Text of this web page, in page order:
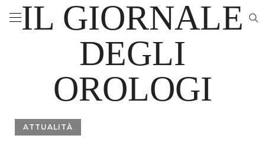
IL GIORNALE
DEGLI
OROLOGI
ATTUALITÀ